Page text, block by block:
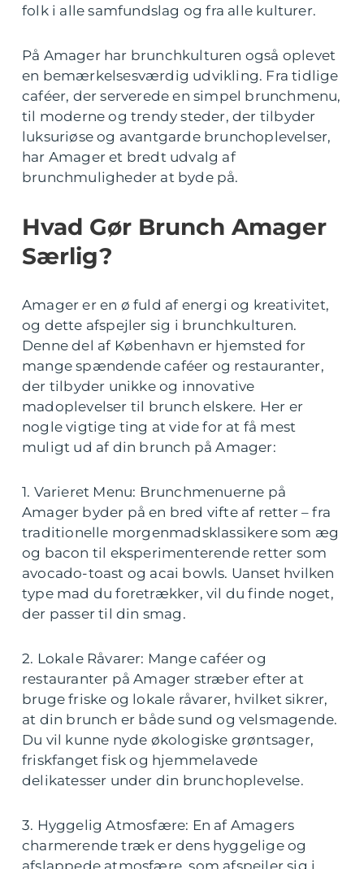
folk i alle samfundslag og fra alle kulturer.
På Amager har brunchkulturen også oplevet
en bemærkelsesværdig udvikling. Fra tidlige
caféer, der serverede en simpel brunchmenu,
til moderne og trendy steder, der tilbyder
luksuriøse og avantgarde brunchoplevelser,
har Amager et bredt udvalg af
brunchmuligheder at byde på.
Hvad Gør Brunch Amager
Særlig?
Amager er en ø fuld af energi og kreativitet,
og dette afspejler sig i brunchkulturen.
Denne del af København er hjemsted for
mange spændende caféer og restauranter,
der tilbyder unikke og innovative
madoplevelser til brunch elskere. Her er
nogle vigtige ting at vide for at få mest
muligt ud af din brunch på Amager:
1. Varieret Menu: Brunchmenuerne på
Amager byder på en bred vifte af retter – fra
traditionelle morgenmadsklassikere som æg
og bacon til eksperimenterende retter som
avocado-toast og acai bowls. Uanset hvilken
type mad du foretrækker, vil du finde noget,
der passer til din smag.
2. Lokale Råvarer: Mange caféer og
restauranter på Amager stræber efter at
bruge friske og lokale råvarer, hvilket sikrer,
at din brunch er både sund og velsmagende.
Du vil kunne nyde økologiske grøntsager,
friskfanget fisk og hjemmelavede
delikatesser under din brunchoplevelse.
3. Hyggelig Atmosfære: En af Amagers
charmerende træk er dens hyggelige og